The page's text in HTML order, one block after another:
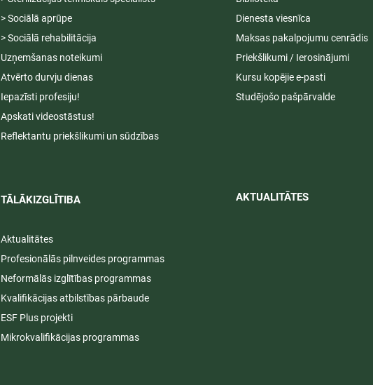
> Sociālā aprūpe
> Sociālā rehabilitācija
Uzņemšanas noteikumi
Atvērto durvju dienas
Iepazīsti profesiju!
Apskati videostāstus!
Reflektantu priekšlikumi un sūdzības
TĀLĀKIZGLĪTIBA
Aktualitātes
Profesionālās pilnveides programmas
Neformālās izglītības programmas
Kvalifikācijas atbilstības pārbaude
ESF Plus projekti
Mikrokvalifikācijas programmas
Dienesta viesnīca
Maksas pakalpojumu cenrādis
Priekšlikumi / Ierosinājumi
Kursu kopējie e-pasti
Studējošo pašpārvalde
AKTUALITĀTES​​